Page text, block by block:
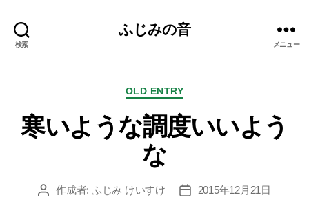
検索
ふじみの音
メニュー
カ
ゴ
リ
ー
OLD ENTRY
寒いような調度いいよう
な
投 作成者: ふじみ けいすけ
投
2015年12月21日